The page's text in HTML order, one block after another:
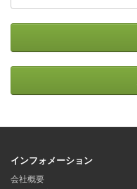
インフォメーション
会社概要